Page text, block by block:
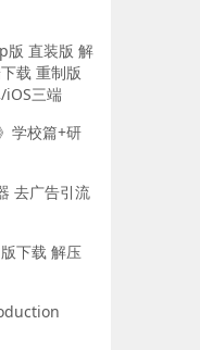
版 直装版 解
载 重制版
iOS三端
学校篇+研
去广告引流
下载 解压